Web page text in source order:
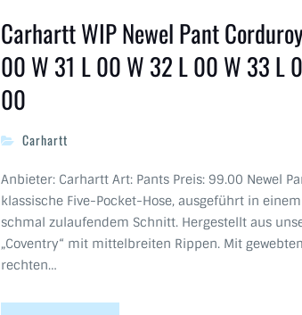
Carhartt WIP Newel Pant
00 W 31 L 00 W 32 L 00 W 33 L
00
Carhartt
Anbieter: Carhartt Art: Pants Preis: 99.00 Newel
klassische Five-Pocket-Hose, ausgeführt in
schmal zulaufendem Schnitt. Hergestellt aus
„Coventry“ mit mittelbreiten Rippen. Mit
rechten…